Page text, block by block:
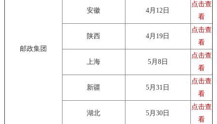
邮政集团
安徽 4月12日
点击查
看
陕西 4月19日
点击查
看
上海 5月8日
点击查
看
新疆 5月31日
点击查
看
湖北 5月30日
点击查
看